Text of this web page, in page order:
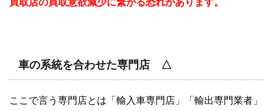
買取店の買取意欲減少に繋がる恐れがあります。
車の系統を合わせた専門店 △
ここで言う専門店とは「輸入車専門店」「輸出専門業者」